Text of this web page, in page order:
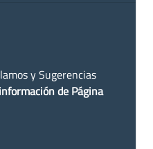
y Sugerencias
de Página